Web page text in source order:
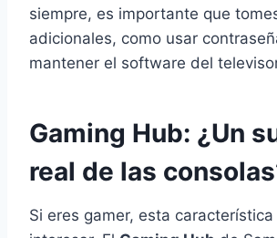
siempre, es importante que
adicionales, como usar
mantener el software del
Gaming Hub: ¿Un
real de las
Si eres gamer, esta